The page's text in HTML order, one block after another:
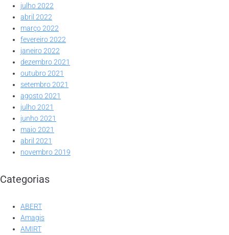
julho 2022
abril 2022
março 2022
fevereiro 2022
janeiro 2022
dezembro 2021
outubro 2021
setembro 2021
agosto 2021
julho 2021
junho 2021
maio 2021
abril 2021
novembro 2019
Categorias
ABERT
Amagis
AMIRT